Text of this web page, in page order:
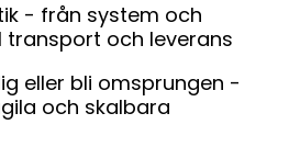
- från system och
transport och leverans
eller bli omsprungen -
och skalbara